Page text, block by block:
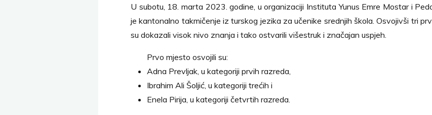
U subotu, 18. marta 2023. godine, u organizaciji Instituta Yunus Emre Mostar i
je kantonalno takmičenje iz turskog jezika za učenike srednjih škola. Osvojivši tri
su dokazali visok nivo znanja i tako ostvarili višestruk i značajan uspjeh.
Prvo mjesto osvojili su:
Adna Prevljak, u kategoriji prvih razreda,
Ibrahim Ali Šoljić, u kategoriji trećih i
Enela Pirija, u kategoriji četvrtih razreda.